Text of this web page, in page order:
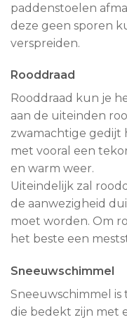
paddenstoelen
deze geen sporen
verspreiden.
Rooddraad
Rooddraad kun je
aan de uiteinden
zwamachtige gedijt
met vooral een
en warm weer.
Uiteindelijk zal
de aanwezigheid
moet worden. Om
het beste een
Sneeuwschimmel
Sneeuwschimmel
die bedekt zijn met